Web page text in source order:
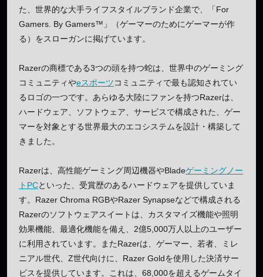
た、世界的な大手ライフスタイルブランド企業で、「For
Gamers. By Gamers™」（ゲーマーのためにゲーマーが作
る）をスローガンに掲げています。
Razerの商標である3つの頭を持つ蛇は、世界中のゲーミング
コミュニティやeスポーツコミュニティで最も認知されてい
るロゴの一つです。あらゆる大陸にファンを持つRazerは、
ハードウェア、ソフトウェア、サービスで構成された、ゲー
マーを対象とする世界最大のエコシステムを設計・構築して
きました。
Razerは、高性能ゲーミング周辺機器やBladeゲーミングノー
トPCといった、受賞歴のあるハードウェアを提供していま
す。Razer Chroma RGBやRazer Synapseなどで構成される
Razerのソフトウェアスイートは、カスタマイズ機能や照明
効果機能、最適化機能を備え、2億5,000万人以上のユーザー
に利用されています。またRazerは、ゲーマー、若者、ミレ
ニアル世代、Z世代向けに、Razer Goldを使用した決済サー
ビスを提供しています。これは、68,000を超えるゲームタイ